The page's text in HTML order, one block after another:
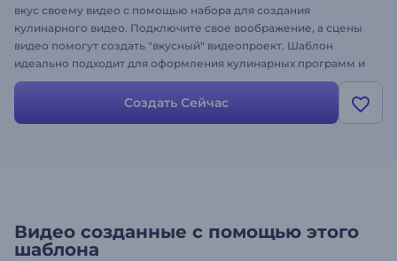
вкус своему видео с помощью набора для создания
кулинарного видео. Подключите свое воображение, а сцены
видео помогут создать "вкусный" видеопроект. Шаблон
идеально подходит для оформления кулинарных программ и
телешоу, продвижения и рекламы кафе, ресторана, фестиваля
еды, интро и заставок для видео и многого другого. Просто
добавьте ингредиенты: загрузите изображения, измените
Создать Сейчас
Видео созданные с помощью этого
шаблона